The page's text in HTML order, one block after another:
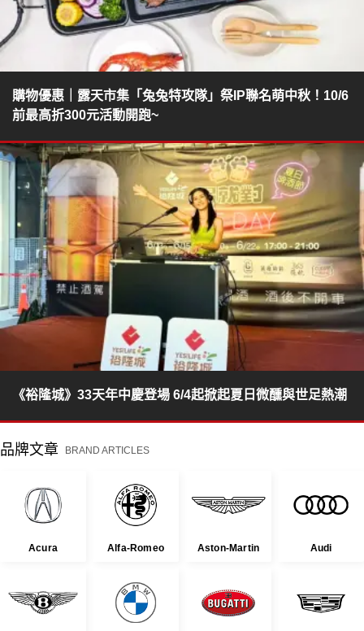
購物優惠｜露天市集「兔兔特攻隊」祭IP聯名萌中秋！10/6
前最高折300元活動開跑~
《裕隆城》33天年中慶登場 6/4起掀起夏日微醺與世足熱潮
品牌文章 BRAND ARTICLES
Acura Alfa-Romeo Aston-Martin Audi